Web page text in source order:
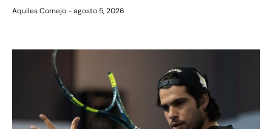
Aquiles Cornejo agosto 5, 2026